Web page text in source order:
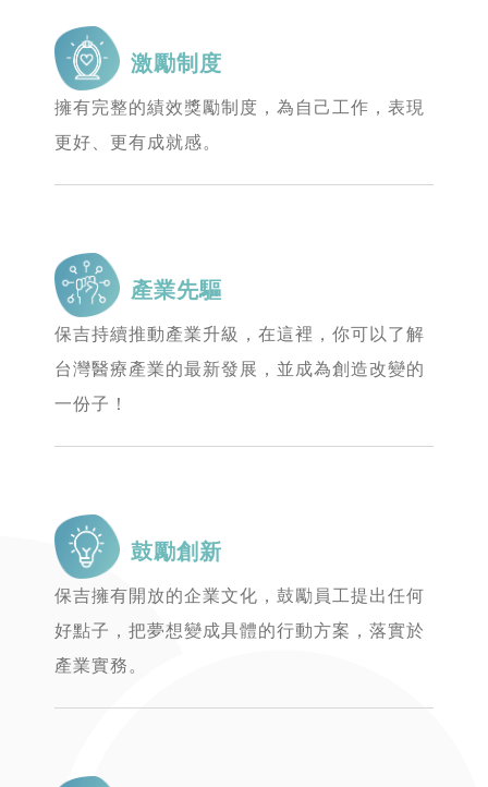
激勵制度
擁有完整的績效獎勵制度，為自己工作，表現
更好、更有成就感。
產業先驅
保吉持續推動產業升級，在這裡，你可以了解
台灣醫療產業的最新發展，並成為創造改變的
一份子！
鼓勵創新
保吉擁有開放的企業文化，鼓勵員工提出任何
好點子，把夢想變成具體的行動方案，落實於
產業實務。